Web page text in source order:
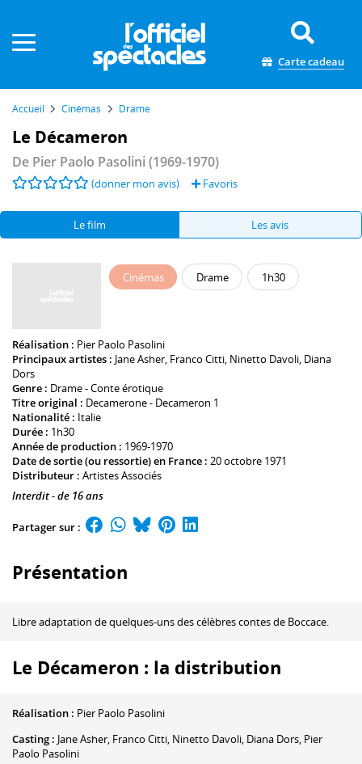
Carte cadeau
Accueil Cinémas Drame
Le Décameron
De Pier Paolo Pasolini (1969-1970)
(donner mon avis) Favoris
Le film Les avis
Cinémas Drame 1h30
Réalisation : Pier Paolo Pasolini
Principaux artistes : Jane Asher, Franco Citti, Ninetto Davoli, Diana
Dors
Genre : Drame - Conte érotique
Titre original : Decamerone - Decameron 1
Nationalité : Italie
Durée : 1h30
Année de production : 1969-1970
Date de sortie (ou ressortie) en France : 20 octobre 1971
Distributeur : Artistes Associés
Interdit - de 16 ans
Partager sur :
Présentation
Libre adaptation de quelques-uns des célèbres contes de Boccace.
Le Décameron : la distribution
Réalisation : Pier Paolo Pasolini
Casting : Jane Asher, Franco Citti, Ninetto Davoli, Diana Dors, Pier
Paolo Pasolini